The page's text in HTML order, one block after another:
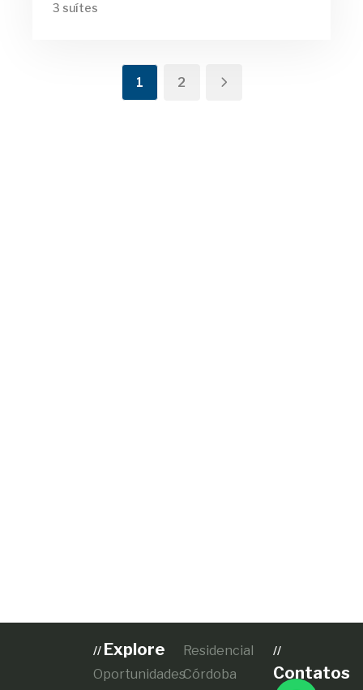
3 suítes
1 2
// Explore
Oportunidades
Residencial
Córdoba
//
Contatos